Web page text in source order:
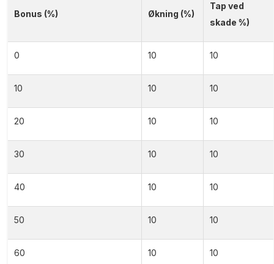
Bonus (%) Økning (%)
Tap ved
skade %)
0 10 10
10 10 10
20 10 10
30 10 10
40 10 10
50 10 10
60 10 10